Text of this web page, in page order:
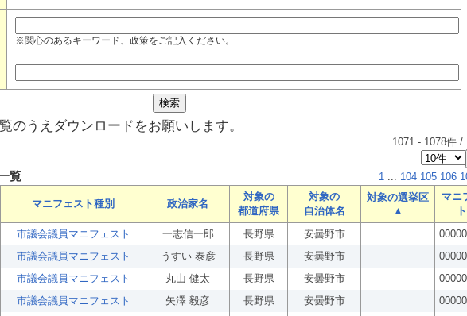
※関心のあるキーワード、政策をご記入ください。
のうえダウンロードをお願いします。
1071 - 1078件 /
覧 1 ... 104 105 106
マニフェスト種別 政治家名
対象の
都道府県
対象の
自治体名
対象の選挙区
▲
マニ
市議会議員マニフェスト 一志信一郎 長野県 安曇野市
市議会議員マニフェスト うすい 泰彦 長野県 安曇野市
市議会議員マニフェスト 丸山 健太 長野県 安曇野市
市議会議員マニフェスト 矢澤 毅彦 長野県 安曇野市